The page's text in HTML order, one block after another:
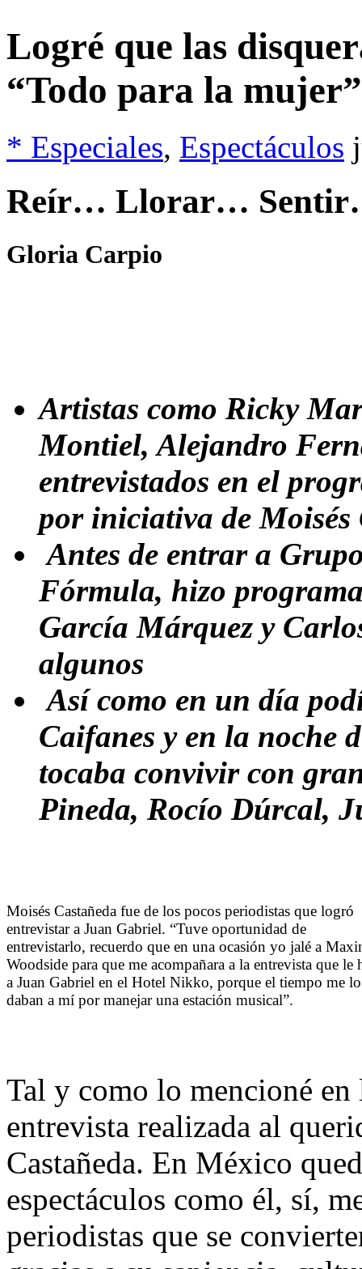
Logré que las
“Todo para la
* Especiales, Espectáculos
Reír… Llorar…
Gloria Carpio
Artistas como Ricky
Montiel, Alejandro
entrevistados en el
por iniciativa de Moisés
Antes de entrar a
Fórmula, hizo
García Márquez y
algunos
Así como en un día
Caifanes y en la noche
tocaba convivir con
Pineda, Rocío Dúrcal,
Moisés Castañeda fue de los pocos periodistas que logró
entrevistar a Juan Gabriel. “Tuve oportunidad de
entrevistarlo, recuerdo que en una ocasión yo jalé a
Woodside para que me acompañara a la entrevista que le
a Juan Gabriel en el Hotel Nikko, porque el tiempo me lo
daban a mí por manejar una estación musical”.
Tal y como lo mencioné en
entrevista realizada al
Castañeda. En México
espectáculos como él, sí,
periodistas que se